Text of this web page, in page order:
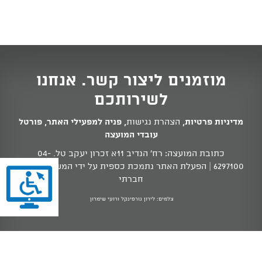
מוזמנים ליצור קשר. אנחנו
לשירותכם
מדיניות פרטיות, הצהרת נגישות, פניה למפעילי האתר, פורטל
עובדי המועצה
כתובת המועצה: רח' הנדיב 11א זכרון יעקב טל.
04-
6297100 | הפעלת האתר נתמכת כספית על ידי המשרד לשוויון
חברתי
צלמים: לירון גורפינקל ורועי שימרון